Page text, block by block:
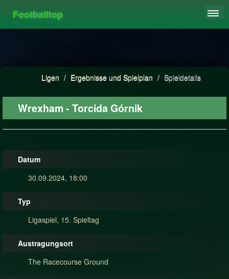
Footballtop
HIGHSCORE
Ligen / Ergebnisse und Spielplan / Spieldetails
Wrexham - Torcida Górnik
Datum
30.09.2024, 18:00
Typ
Ligaspiel, 15. Spieltag
Austragungsort
The Racecourse Ground